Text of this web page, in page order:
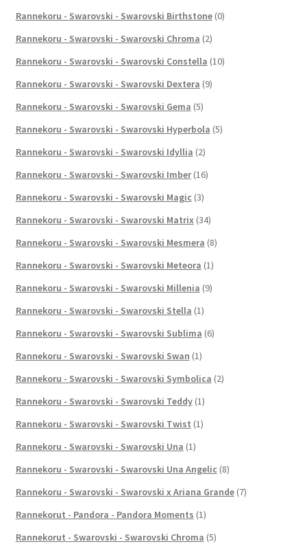
Rannekoru - Swarovski - Swarovski Birthstone (0)
Rannekoru - Swarovski - Swarovski Chroma (2)
Rannekoru - Swarovski - Swarovski Constella (10)
Rannekoru - Swarovski - Swarovski Dextera (9)
Rannekoru - Swarovski - Swarovski Gema (5)
Rannekoru - Swarovski - Swarovski Hyperbola (5)
Rannekoru - Swarovski - Swarovski Idyllia (2)
Rannekoru - Swarovski - Swarovski Imber (16)
Rannekoru - Swarovski - Swarovski Magic (3)
Rannekoru - Swarovski - Swarovski Matrix (34)
Rannekoru - Swarovski - Swarovski Mesmera (8)
Rannekoru - Swarovski - Swarovski Meteora (1)
Rannekoru - Swarovski - Swarovski Millenia (9)
Rannekoru - Swarovski - Swarovski Stella (1)
Rannekoru - Swarovski - Swarovski Sublima (6)
Rannekoru - Swarovski - Swarovski Swan (1)
Rannekoru - Swarovski - Swarovski Symbolica (2)
Rannekoru - Swarovski - Swarovski Teddy (1)
Rannekoru - Swarovski - Swarovski Twist (1)
Rannekoru - Swarovski - Swarovski Una (1)
Rannekoru - Swarovski - Swarovski Una Angelic (8)
Rannekoru - Swarovski - Swarovski x Ariana Grande (7)
Rannekorut - Pandora - Pandora Moments (1)
Rannekorut - Swarovski - Swarovski Chroma (5)